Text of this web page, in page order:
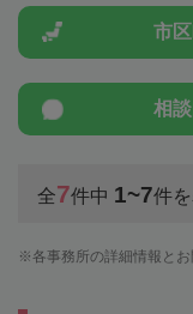
市
相
全7件中 1~7件
各事務所の詳細情報と